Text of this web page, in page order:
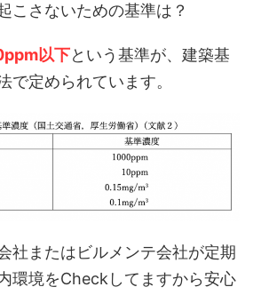
こさないための基準は？
以下という基準が、建築基
で定められています。
社またはビルメンテ会社が定期
環境をCheckしてますから安心